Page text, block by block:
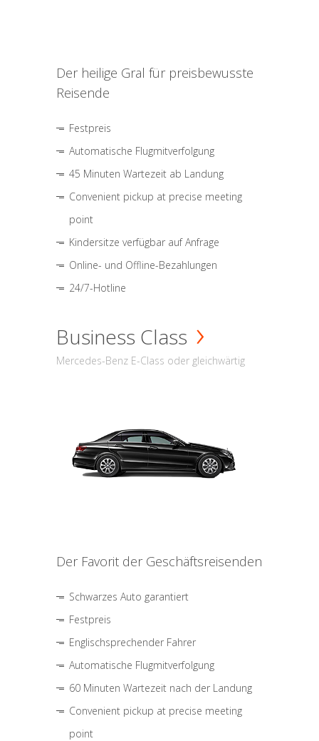
Der heilige Gral für preisbewusste
Reisende
Festpreis
Automatische Flugmitverfolgung
45 Minuten Wartezeit ab Landung
Convenient pickup at precise meeting
point
Kindersitze verfügbar auf Anfrage
Online- und Offline-Bezahlungen
24/7-Hotline
Business Class
Mercedes-Benz E-Class oder gleichwärtig
Der Favorit der Geschäftsreisenden
Schwarzes Auto garantiert
Festpreis
Englischsprechender Fahrer
Automatische Flugmitverfolgung
60 Minuten Wartezeit nach der Landung
Convenient pickup at precise meeting
point